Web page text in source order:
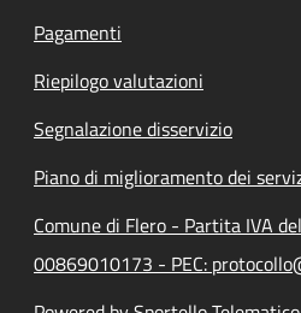
Pagamenti
Riepilogo valutazioni
Segnalazione disservizio
Piano di miglioramento dei
Comune di Flero - Partita IVA
00869010173 - PEC: